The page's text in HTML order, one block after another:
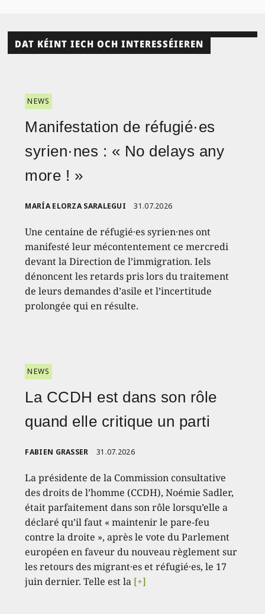
DAT KÉINT IECH OCH INTERESSÉIEREN
NEWS
Manifestation de réfugié·es
syrien·nes : « No delays any
more ! »
MARÍA ELORZA SARALEGUI 31.07.2026
Une centaine de réfugié·es syrien·nes ont
manifesté leur mécontentement ce mercredi
devant la Direction de l’immigration. Iels
dénoncent les retards pris lors du traitement
de leurs demandes d’asile et l’incertitude
prolongée qui en résulte.
NEWS
La CCDH est dans son rôle
quand elle critique un parti
FABIEN GRASSER 31.07.2026
La présidente de la Commission consultative
des droits de l’homme (CCDH), Noémie Sadler,
était parfaitement dans son rôle lorsqu’elle a
déclaré qu’il faut « maintenir le pare-feu
contre la droite », après le vote du Parlement
européen en faveur du nouveau règlement sur
les retours des migrant·es et réfugié·es, le 17
juin dernier. Telle est la [+]